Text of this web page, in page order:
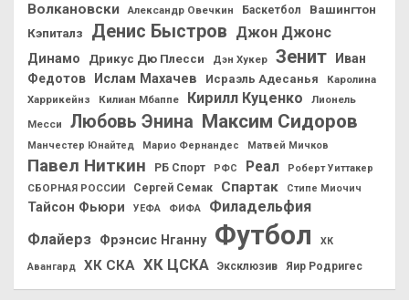
Волкановски
Александр Овечкин Баскетбол
Вашингтон
Кэпиталз
Денис Быстров Джон Джонс
Динамо Дрикус Дю Плесси Дэн Хукер Зенит
Иван
Федотов
Ислам Махачев Исраэль Адесанья
Каролина
Харрикейнз
Килиан Мбаппе Кирилл Куценко
Лионель
Месси
Любовь Энина Максим Сидоров
Манчестер Юнайтед Марио Фернандес Матвей Мичков
Павел Ниткин РБ Спорт РФС Реал Роберт Уиттакер
СБОРНАЯ РОССИИ Сергей Семак Спартак Стипе Миочич
Тайсон Фьюри УЕФА ФИФА
Филадельфия
Флайерз Фрэнсис Нганну Футбол ХК
Авангард ХК СКА ХК ЦСКА Эксклюзив Яир Родригес